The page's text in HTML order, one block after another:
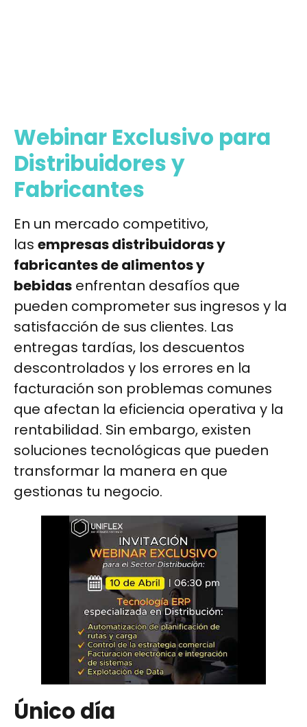
Webinar Exclusivo para
Distribuidores y
Fabricantes
En un mercado competitivo,
las empresas distribuidoras y
fabricantes de alimentos y
bebidas enfrentan desafíos que
pueden comprometer sus ingresos y la
satisfacción de sus clientes. Las
entregas tardías, los descuentos
descontrolados y los errores en la
facturación son problemas comunes
que afectan la eficiencia operativa y la
rentabilidad. Sin embargo, existen
soluciones tecnológicas que pueden
transformar la manera en que
gestionas tu negocio.
Único día